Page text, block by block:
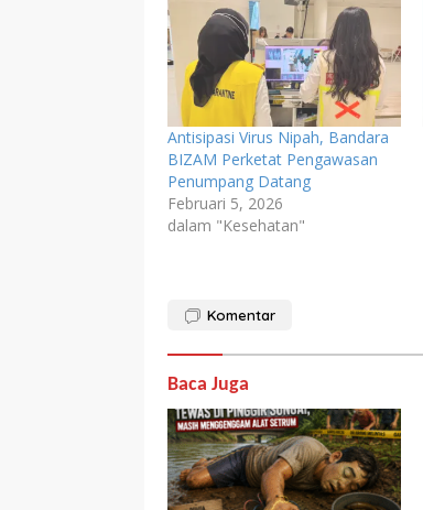
Antisipasi Virus Nipah, Bandara
BIZAM Perketat Pengawasan
Penumpang Datang
Februari 5, 2026
dalam "Kesehatan"
Komentar
Baca Juga